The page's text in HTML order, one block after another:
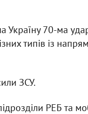
Україну 70-ма
типів із
ЗСУ.
РЕБ та